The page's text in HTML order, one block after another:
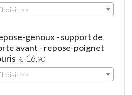
>>
genoux - support de
avant - repose-poignet
€ 16 ,90
>>